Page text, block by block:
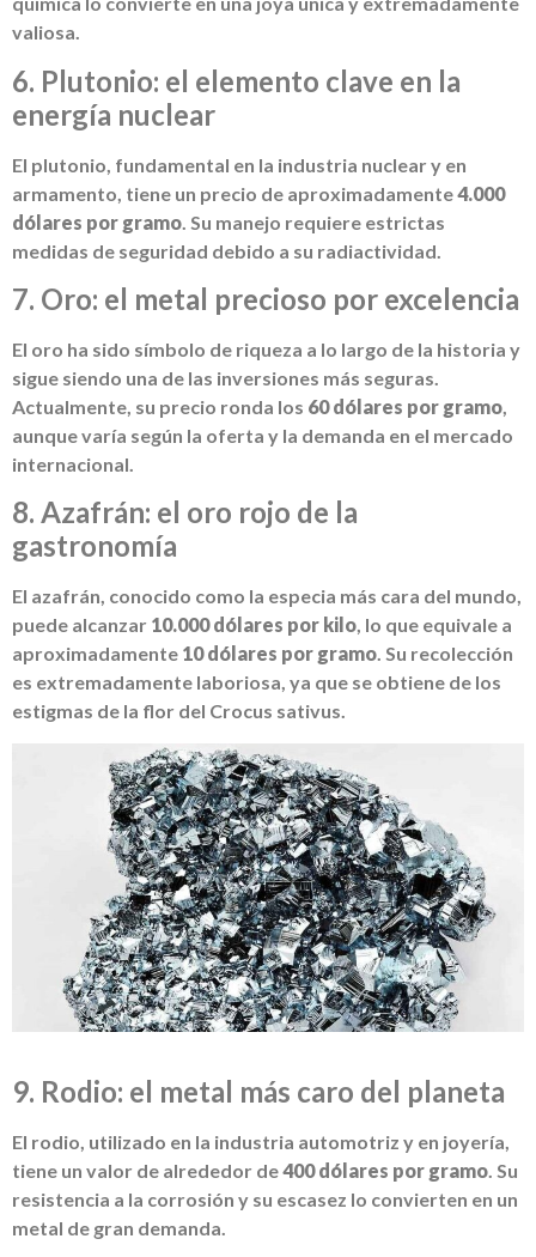
valiosa.
6. Plutonio: el elemento clave en la
energía nuclear
El plutonio, fundamental en la industria nuclear y en
armamento, tiene un precio de aproximadamente4.000
dólares por gramo . Su manejo requiere estrictas
medidas de seguridad debido a su radiactividad.
7. Oro: el metal precioso por excelencia
El oro ha sido símbolo de riqueza a lo largo de la historia y
sigue siendo una de las inversiones más seguras.
Actualmente, su precio ronda los 60 dólares por gramo,
aunque varía según la oferta y la demanda en el mercado
internacional.
8. Azafrán: el oro rojo de la
gastronomía
El azafrán, conocido como la especia más cara del mundo,
puede alcanzar 10.000 dólares por kilo, lo que equivale a
aproximadamente 10 dólares por gramo. Su recolección
es extremadamente laboriosa, ya que se obtiene de los
estigmas de la flor del Crocus sativus.
9. Rodio: el metal más caro del planeta
El rodio, utilizado en la industria automotriz y en joyería,
tiene un valor de alrededor de400 dólares por gramo . Su
resistencia a la corrosión y su escasez lo convierten en un
metal de gran demanda.